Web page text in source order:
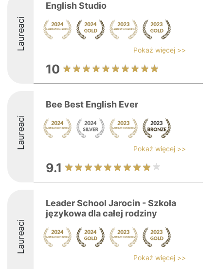
Laureaci
English Studio
Pokaż więcej >>
10
Laureaci
Bee Best English Ever
Pokaż więcej >>
9.1
Laureaci
Leader School Jarocin - Szkoła
językowa dla całej rodziny
Pokaż więcej >>